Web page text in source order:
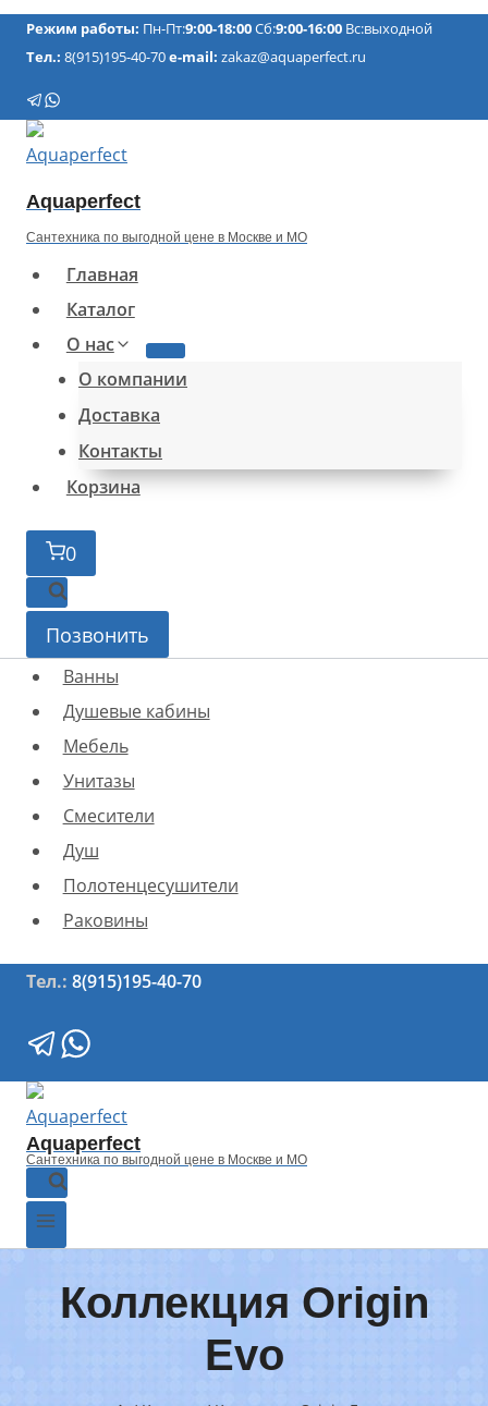
Перейти
содержимому
Режим работы: Пн-Пт:9:00-18:00Сб:9:00-16:00 Вс:выходной
Тел.: 8(915)195-40-70e-mail: zakaz@aquaperfect.ru
Aquaperfect
Сантехника по выгодной цене в Москве и МО
Главная
Каталог
О нас
О компании
Доставка
Контакты
Корзина
0
Позвонить
Ванны
Душевые кабины
Мебель
Унитазы
Смесители
Душ
Полотенцесушители
Раковины
Тел.: 8(915)195-40-70
Aquaperfect
Сантехника по выгодной цене в Москве и МО
Коллекция Origin
Evo